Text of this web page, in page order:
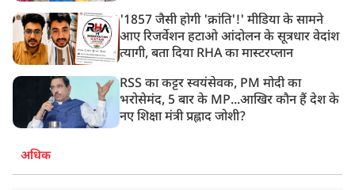
'1857 जैसी होगी 'क्रांति'!' मीडिया के सामने
आए रिजर्वेशन हटाओ आंदोलन के सूत्रधार वेदांश
त्यागी, बता दिया RHA का मास्टरप्लान
RSS का कट्टर स्वयंसेवक, PM मोदी का
भरोसेमंद, 5 बार के MP...आखिर कौन हैं देश के
नए शिक्षा मंत्री प्रह्लाद जोशी?
अधिक